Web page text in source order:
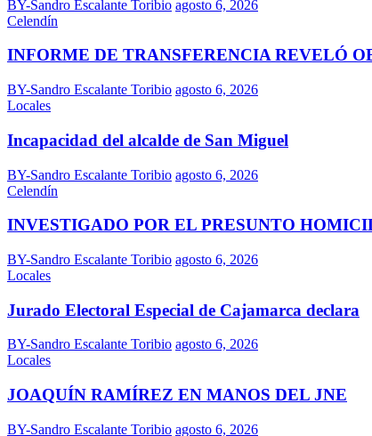
BY-Sandro Escalante Toribio agosto 6, 2026
Celendín
INFORME DE TRANSFERENCIA REVELÓ
BY-Sandro Escalante Toribio agosto 6, 2026
Locales
Incapacidad del alcalde de San Miguel
BY-Sandro Escalante Toribio agosto 6, 2026
Celendín
INVESTIGADO POR EL PRESUNTO
BY-Sandro Escalante Toribio agosto 6, 2026
Locales
Jurado Electoral Especial de Cajamarca declara
BY-Sandro Escalante Toribio agosto 6, 2026
Locales
JOAQUÍN RAMÍREZ EN MANOS DEL JNE
BY-Sandro Escalante Toribio agosto 6, 2026